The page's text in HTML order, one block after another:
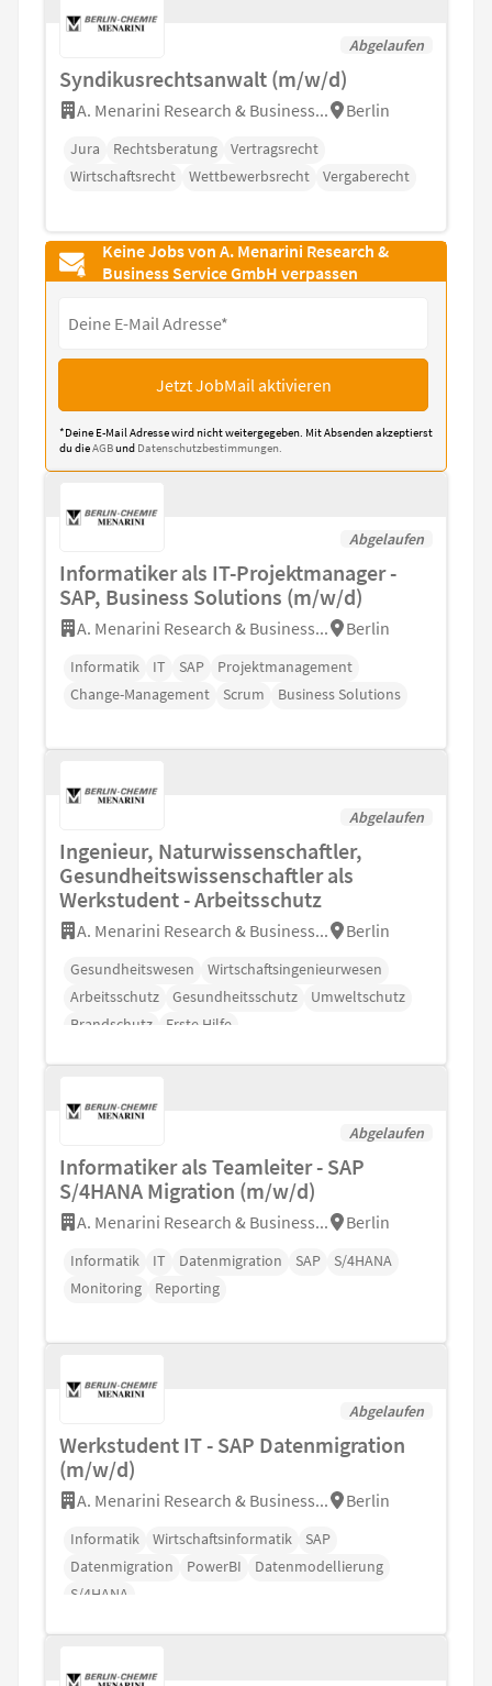
Abgelaufen
Syndikusrechtsanwalt (m/w/d)
A. Menarini Research & Business... Berlin
Jura Rechtsberatung
Vertragsrecht
Wirtschaftsrecht
Wettbewerbsrecht Vergaberecht
Keine Jobs von A. Menarini Research &
Business Service GmbH verpassen
Jetzt JobMail aktivieren
*Deine E-Mail Adresse wird nicht weitergegeben. Mit Absenden akzeptierst
du dieAGBund Datenschutzbestimmungen.
Abgelaufen
Informatiker als IT-Projektmanager -
SAP, Business Solutions (m/w/d)
A. Menarini Research & Business... Berlin
Informatik IT SAP
Projektmanagement
Change-Management
Scrum Business Solutions
Abgelaufen
Ingenieur, Naturwissenschaftler,
Gesundheitswissenschaftler als
Werkstudent - Arbeitsschutz
A. Menarini Research & Business... Berlin
Gesundheitswesen
Wirtschaftsingenieurwesen
Arbeitsschutz
Gesundheitsschutz
Umweltschutz
Brandschutz
Erste Hilfe
Abgelaufen
Informatiker als Teamleiter - SAP
S/4HANA Migration (m/w/d)
A. Menarini Research & Business... Berlin
Informatik IT Datenmigration SAP
S/4HANA
Monitoring
Reporting
Abgelaufen
Werkstudent IT - SAP Datenmigration
(m/w/d)
A. Menarini Research & Business... Berlin
Informatik Wirtschaftsinformatik
SAP
Datenmigration
PowerBI
Datenmodellierung
S/4HANA